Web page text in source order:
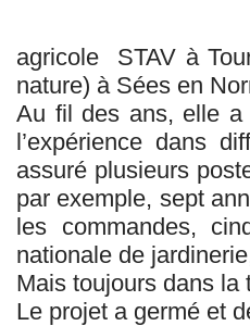
agricole STAV à
nature) à Sées en
Au fil des ans, elle a
l’expérience dans
assuré plusieurs
par exemple, sept
les commandes,
nationale de
Mais toujours dans la
Le projet a germé et